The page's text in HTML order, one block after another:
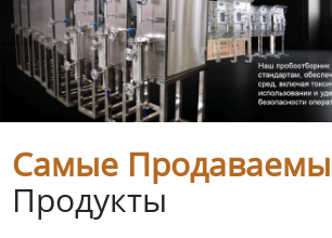
Самые
Продукты